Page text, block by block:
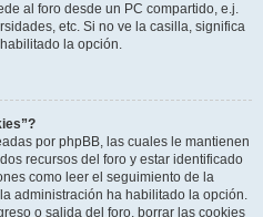
al foro desde un PC compartido, e.j.
etc. Si no ve la casilla, significa
la opción.
por phpBB, las cuales le mantienen
recursos del foro y estar identificado
como leer el seguimiento de la
administración ha habilitado la opción.
o salida del foro, borrar las cookies